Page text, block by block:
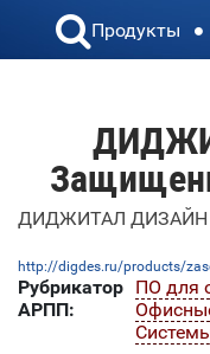
Продукты
ДИДЖИТАЛ ДИЗАЙН
http://digdes.ru/products/
Рубрикатор
АРПП:
ПО для